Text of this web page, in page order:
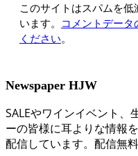
このサイトはスパムを
います。 コメントデー
ください。
Newspaper HJW
SALEやワインイベント、
ーの皆様に耳よりな情報
配信しています。配信無